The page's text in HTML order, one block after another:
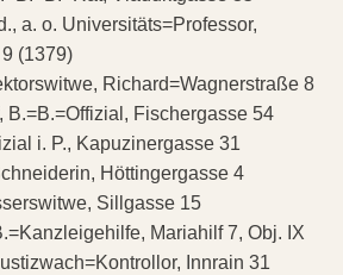
a. o. Universitäts=Professor,
(1379)
Richard=Wagnerstraße 8
B.=B.=Offizial, Fischergasse 54
i. P., Kapuzinergasse 31
Höttingergasse 4
Sillgasse 15
Mariahilf 7, Obj. IX
Innrain 31